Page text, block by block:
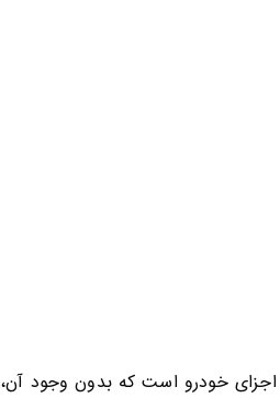
خودرو است که بدون وجود آن،